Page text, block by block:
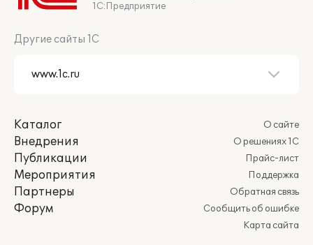
1С:Предприятие
Другие сайты 1С
Каталог
Внедрения
Публикации
Мероприятия
Партнеры
Форум
О сайте
О решениях 1С
Прайс-лист
Поддержка
Обратная связь
Сообщить об ошибке
Карта сайта